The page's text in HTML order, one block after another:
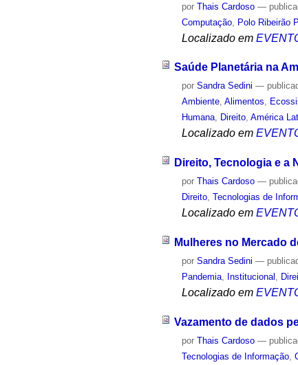
porThais Cardoso —
Computação Polo Ribeirão
Localizado em
Saúde Planetária na
porSandra Sedini —
Ambiente,Alimentos,
Humana, Direito,América
Localizado em
Direito, Tecnologia e a
porThais Cardoso —
Direito,Tecnologias de
Localizado em
Mulheres no Mercado
porSandra Sedini —
Pandemia
Institucional
Localizado em
Vazamento de dados
porThais Cardoso —
Tecnologias de Informação ,